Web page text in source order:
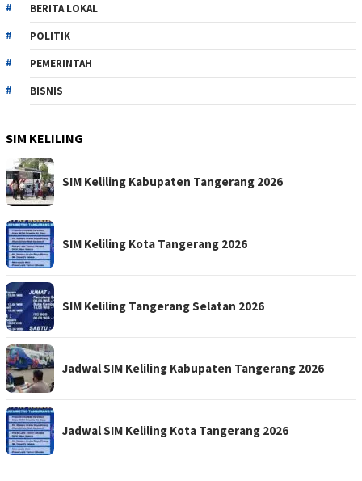
BERITA LOKAL
POLITIK
PEMERINTAH
BISNIS
SIM KELILING
SIM Keliling Kabupaten Tangerang 2026
SIM Keliling Kota Tangerang 2026
SIM Keliling Tangerang Selatan 2026
Jadwal SIM Keliling Kabupaten Tangerang 2026
Jadwal SIM Keliling Kota Tangerang 2026